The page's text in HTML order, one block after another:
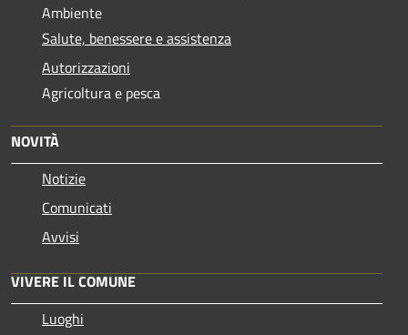
Ambiente
Salute, benessere e assistenza
Autorizzazioni
Agricoltura e pesca
NOVITÀ
Notizie
Comunicati
Avvisi
VIVERE IL COMUNE
Luoghi